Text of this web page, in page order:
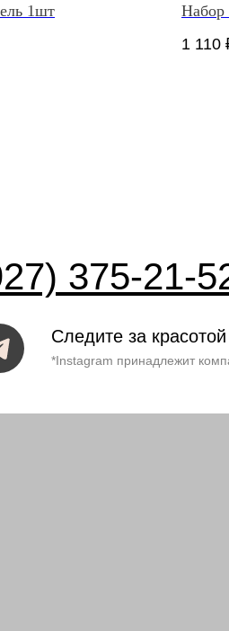
1шт
Набор
1 110
Следите за
*Instagram принадлежит
375-21-